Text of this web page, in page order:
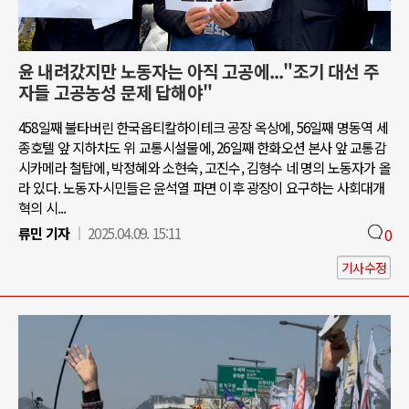
윤 내려갔지만 노동자는 아직 고공에..."조기 대선 주
자들 고공농성 문제 답해야"
458일째 불타버린 한국옵티칼하이테크 공장 옥상에, 56일째 명동역 세
종호텔 앞 지하차도 위 교통시설물에, 26일째 한화오션 본사 앞 교통감
시카메라 철탑에, 박정혜와 소현숙, 고진수, 김형수 네 명의 노동자가 올
라 있다. 노동자·시민들은 윤석열 파면 이후 광장이 요구하는 사회대개
혁의 시...
류민 기자
2025.04.09. 15:11 0
기사수정